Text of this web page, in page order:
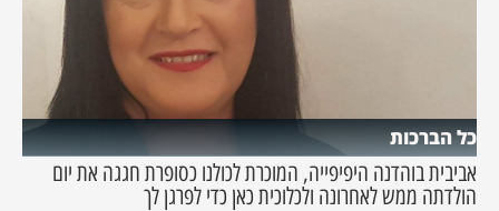
כל הברכות
אביבית בוהדנה היפיפייה, המוכרת לכולנו כסופרת חגגה את יום
הולדתה ממש לאחרונה ולכלוכית כאן כדי לפרגן לך